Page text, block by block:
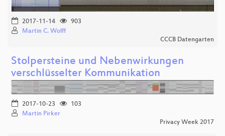
2017-11-14
903
Martin C. Wolff
CCCB Datengarten
Stolpersteine und Nebenwirkungen
verschlüsselter Kommunikation
2017-10-23
103
Martin Pirker
Privacy Week 2017